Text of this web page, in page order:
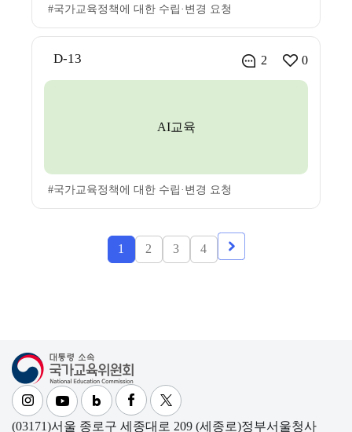
#국가교육정책에 대한 수립·변경 요청
D-13 2 0
AI교육
#국가교육정책에 대한 수립·변경 요청
1 2 3 4
다음
대통령소속 국가교육위원회
(03171)서울 종로구 세종대로 209 (세종로)정부서울청사